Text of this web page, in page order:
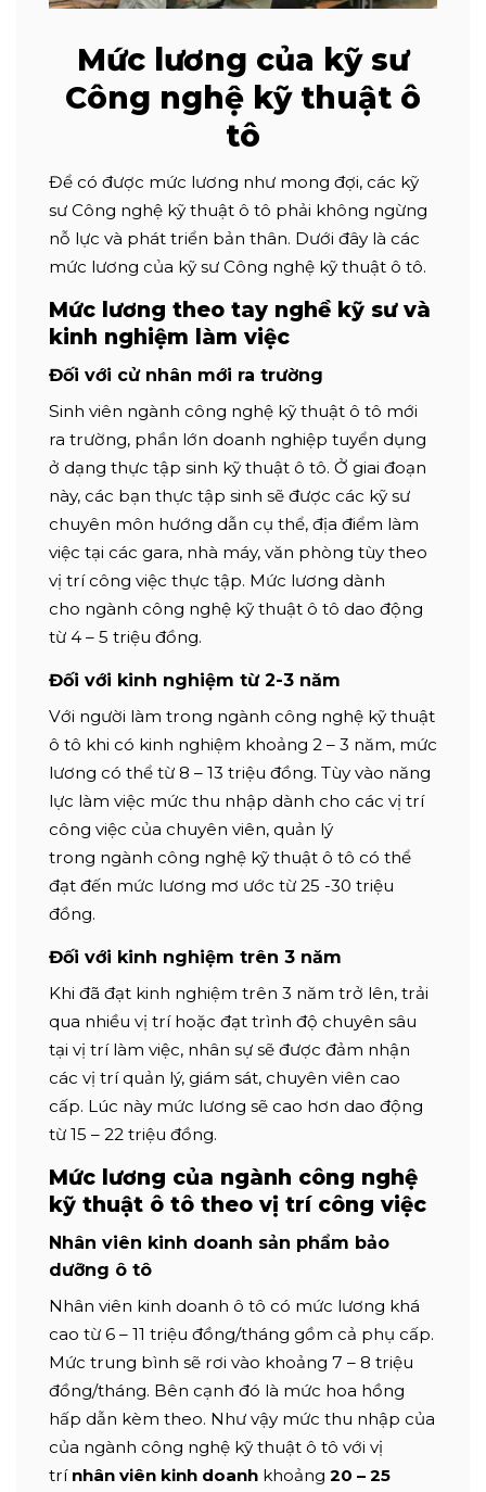
Mức lương của kỹ sư
Công nghệ kỹ thuật ô
tô
Để có được mức lương như mong đợi, các kỹ
sư Công nghệ kỹ thuật ô tô phải không ngừng
nỗ lực và phát triển bản thân. Dưới đây là các
mức lương của kỹ sư Công nghệ kỹ thuật ô tô.
Mức lương theo tay nghề kỹ sư và
kinh nghiệm làm việc
Đối với cử nhân mới ra trường
Sinh viên ngành công nghệ kỹ thuật ô tô mới
ra trường, phần lớn doanh nghiệp tuyển dụng
ở dạng thực tập sinh kỹ thuật ô tô. Ở giai đoạn
này, các bạn thực tập sinh sẽ được các kỹ sư
chuyên môn hướng dẫn cụ thể, địa điểm làm
việc tại các gara, nhà máy, văn phòng tùy theo
vị trí công việc thực tập. Mức lương dành
cho ngành công nghệ kỹ thuật ô tô dao động
từ 4 – 5 triệu đồng.
Đối với kinh nghiệm từ 2-3 năm
Với người làm trong ngành công nghệ kỹ thuật
ô tô khi có kinh nghiệm khoảng 2 – 3 năm, mức
lương có thể từ 8 – 13 triệu đồng. Tùy vào năng
lực làm việc mức thu nhập dành cho các vị trí
công việc của chuyên viên, quản lý
trong ngành công nghệ kỹ thuật ô tô có thể
đạt đến mức lương mơ ước từ 25 -30 triệu
đồng.
Đối với kinh nghiệm trên 3 năm
Khi đã đạt kinh nghiệm trên 3 năm trở lên, trải
qua nhiều vị trí hoặc đạt trình độ chuyên sâu
tại vị trí làm việc, nhân sự sẽ được đảm nhận
các vị trí quản lý, giám sát, chuyên viên cao
cấp. Lúc này mức lương sẽ cao hơn dao động
từ 15 – 22 triệu đồng.
Mức lương của ngành công nghệ
kỹ thuật ô tô theo vị trí công việc
Nhân viên kinh doanh sản phẩm bảo
dưỡng ô tô
Nhân viên kinh doanh ô tô có mức lương khá
cao từ 6 – 11 triệu đồng/tháng gồm cả phụ cấp.
Mức trung bình sẽ rơi vào khoảng 7 – 8 triệu
đồng/tháng. Bên cạnh đó là mức hoa hồng
hấp dẫn kèm theo. Như vậy mức thu nhập của
của ngành công nghệ kỹ thuật ô tô với vị
trí nhân viên kinh doanh khoảng 20 – 25